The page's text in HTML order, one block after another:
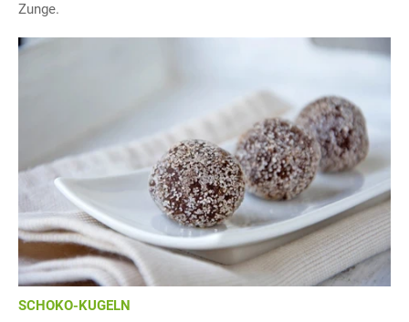
Zunge.
SCHOKO-KUGELN